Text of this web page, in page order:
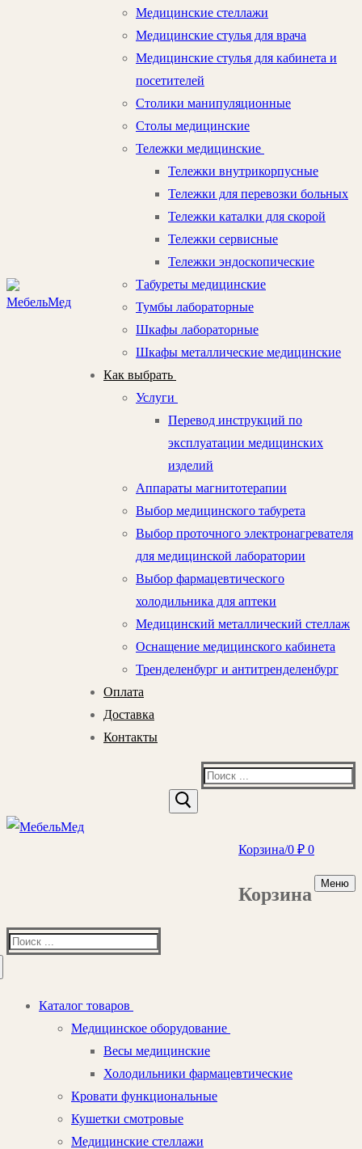
Медицинские стеллажи
Медицинские стулья для врача
Медицинские стулья для кабинета и
посетителей
Столики манипуляционные
Столы медицинские
Тележки медицинские
Тележки внутрикорпусные
Тележки для перевозки больных
Тележки каталки для скорой
Тележки сервисные
Тележки эндоскопические
Табуреты медицинские
Тумбы лабораторные
Шкафы лабораторные
Шкафы металлические медицинские
Как выбрать
Услуги
Перевод инструкций по
эксплуатации медицинских
изделий
Аппараты магнитотерапии
Выбор медицинского табурета
Выбор проточного электронагревателя
для медицинской лаборатории
Выбор фармацевтического
холодильника для аптеки
Медицинский металлический стеллаж
Оснащение медицинского кабинета
Тренделенбург и антитренделенбург
Оплата
Доставка
Контакты
Найти:
Корзина/0 ₽ 0
Корзина
Меню
Найти:
Каталог товаров
Медицинское оборудование
Весы медицинские
Холодильники фармацевтические
Кровати функциональные
Кушетки смотровые
Медицинские стеллажи